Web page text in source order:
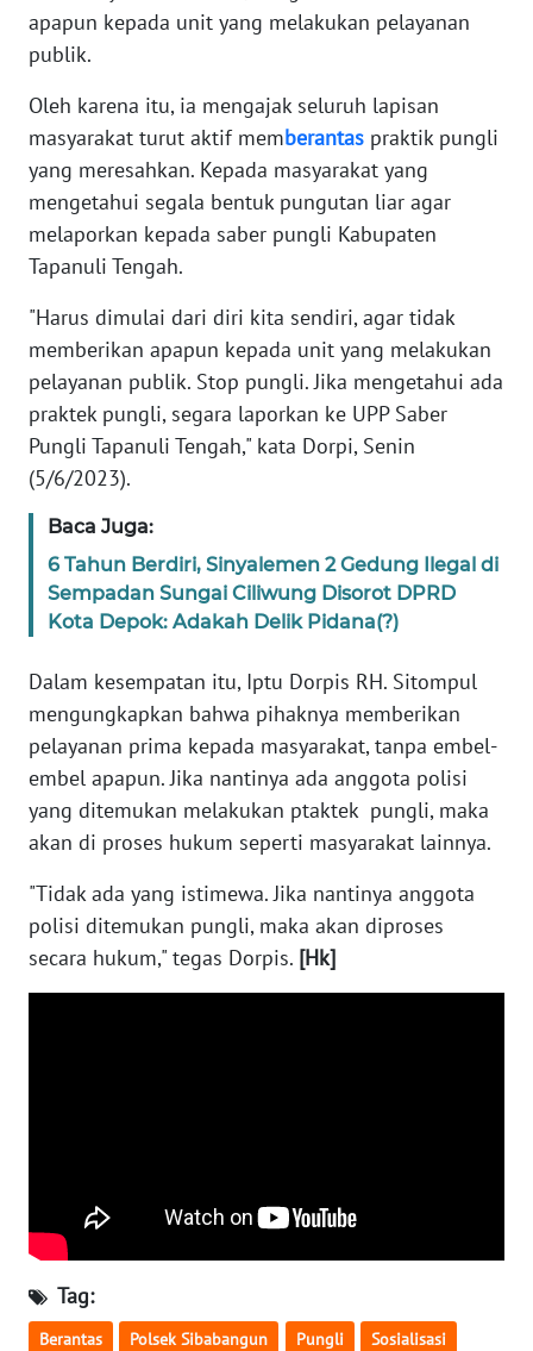
apapun kepada unit yang melakukan pelayanan
publik.
Oleh karena itu, ia mengajak seluruh lapisan
masyarakat turut aktif memberantas praktik pungli
yang meresahkan. Kepada masyarakat yang
mengetahui segala bentuk pungutan liar agar
melaporkan kepada saber pungli Kabupaten
Tapanuli Tengah.
"Harus dimulai dari diri kita sendiri, agar tidak
memberikan apapun kepada unit yang melakukan
pelayanan publik. Stop pungli. Jika mengetahui ada
praktek pungli, segara laporkan ke UPP Saber
Pungli Tapanuli Tengah," kata Dorpi, Senin
(5/6/2023).
Baca Juga:
6 Tahun Berdiri, Sinyalemen 2 Gedung Ilegal di
Sempadan Sungai Ciliwung Disorot DPRD
Kota Depok: Adakah Delik Pidana(?)
Dalam kesempatan itu, Iptu Dorpis RH. Sitompul
mengungkapkan bahwa pihaknya memberikan
pelayanan prima kepada masyarakat, tanpa embel-
embel apapun. Jika nantinya ada anggota polisi
yang ditemukan melakukan ptaktek pungl‎i, maka
akan di proses hukum seperti masyarakat lainnya.
"Tidak ada yang istimewa. Jika nantinya anggota
polisi ditemukan pungli, maka akan diproses
secara hukum," tegas Dorpis. [Hk]
Tag:
Berantas Polsek Sibabangun Pungli Sosialisasi
SULTRA
NTB
WN
SULTENG
WN
SULBAR
WN
BABEL
WN
SUMBAR
WN
WN
BENGKULU
LAMPUNG
WN
JATENG
NUSANTARA
WN
JOGJA
WN
KALBAR
WN
KALTENG